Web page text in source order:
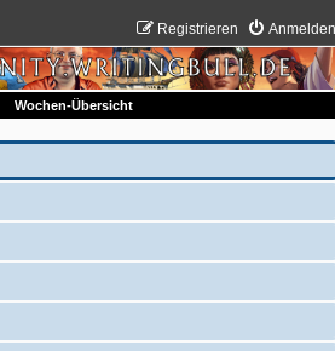
Registrieren
Wochen-Übersicht